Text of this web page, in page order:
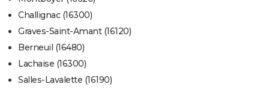
Challignac (16300)
Graves-Saint-Amant (16120)
Berneuil (16480)
Lachaise (16300)
Salles-Lavalette (16190)